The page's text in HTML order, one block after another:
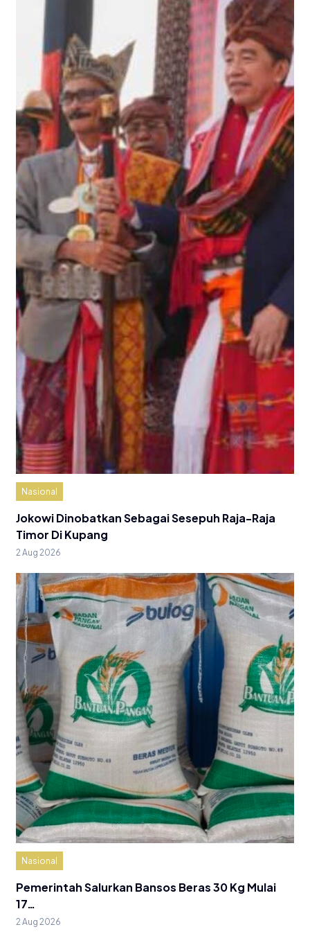
Nasional
Jokowi Dinobatkan Sebagai Sesepuh Raja-Raja
Timor Di Kupang
2 Aug 2026
Nasional
Pemerintah Salurkan Bansos Beras 30 Kg Mulai
17…
2 Aug 2026